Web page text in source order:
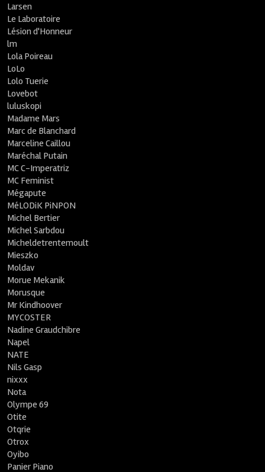
Larsen
Le Laboratoire
Lésion d'Honneur
lm
Lola Poireau
LoLo
Lolo Tuerie
Lovebot
luluskopi
Madame Mars
Marc de Blanchard
Marceline Caillou
Maréchal Putain
MC C-Imperatriz
MC Feminist
Mégapute
MéLODiK PiNPON
Michel Bertier
Michel Sarbdou
Micheldetrentemoult
Mieszko
Moldav
Morue Mekanik
Morusque
Mr Kindhoover
MYCOSTER
Nadine Graudchibre
Napel
NATE
Nils Gasp
nixxx
Nota
Olympe 69
Otite
Otqrie
Otrox
Oyibo
Panier Piano